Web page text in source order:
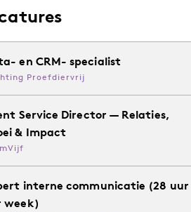
en CRM- specialist
Proefdiervrij
Service Director — Relaties,
& Impact
interne communicatie (28 uur
week)